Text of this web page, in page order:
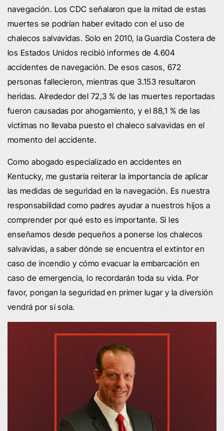
navegación. Los CDC señalaron que la mitad de estas
muertes se podrían haber evitado con el uso de
chalecos salvavidas. Solo en 2010, la Guardia Costera de
los Estados Unidos recibió informes de 4.604
accidentes de navegación. De esos casos, 672
personas fallecieron, mientras que 3.153 resultaron
heridas. Alrededor del 72,3 % de las muertes reportadas
fueron causadas por ahogamiento, y el 88,1 % de las
víctimas no llevaba puesto el chaleco salvavidas en el
momento del accidente.
Como abogado especializado en accidentes en
Kentucky, me gustaría reiterar la importancia de aplicar
las medidas de seguridad en la navegación. Es nuestra
responsabilidad como padres ayudar a nuestros hijos a
comprender por qué esto es importante. Si les
enseñamos desde pequeños a ponerse los chalecos
salvavidas, a saber dónde se encuentra el extintor en
caso de incendio y cómo evacuar la embarcación en
caso de emergencia, lo recordarán toda su vida. Por
favor, pongan la seguridad en primer lugar y la diversión
vendrá por sí sola.